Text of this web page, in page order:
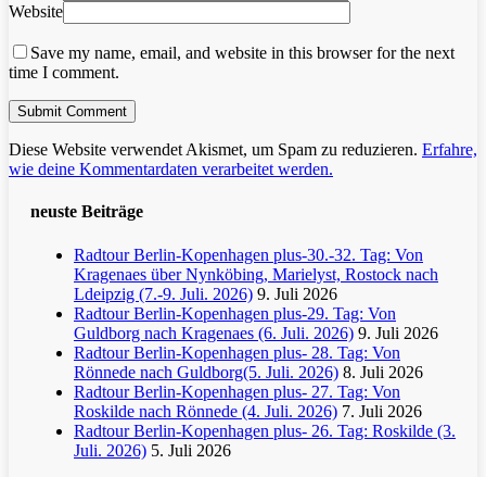
Website
Save my name, email, and website in this browser for the next
time I comment.
Diese Website verwendet Akismet, um Spam zu reduzieren. Erfahre,
wie deine Kommentardaten verarbeitet werden.
neuste Beiträge
Radtour Berlin-Kopenhagen plus-30.-32. Tag: Von
Kragenaes über Nynköbing, Marielyst, Rostock nach
Ldeipzig (7.-9. Juli. 2026) 9. Juli 2026
Radtour Berlin-Kopenhagen plus-29. Tag: Von
Guldborg nach Kragenaes (6. Juli. 2026) 9. Juli 2026
Radtour Berlin-Kopenhagen plus- 28. Tag: Von
Rönnede nach Guldborg(5. Juli. 2026) 8. Juli 2026
Radtour Berlin-Kopenhagen plus- 27. Tag: Von
Roskilde nach Rönnede (4. Juli. 2026) 7. Juli 2026
Radtour Berlin-Kopenhagen plus- 26. Tag: Roskilde (3.
Juli. 2026) 5. Juli 2026